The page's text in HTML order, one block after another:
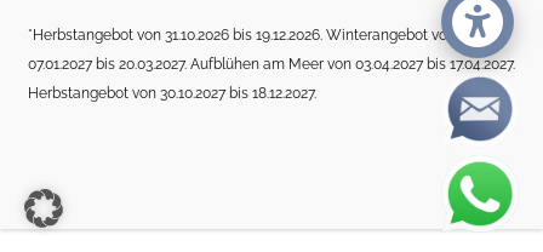
*Herbstangebot von 31.10.2026 bis 19.12.2026. Winterangebot von
07.01.2027 bis 20.03.2027. Aufblühen am Meer von 03.04.2027 bis 17.04.2027.
Herbstangebot von 30.10.2027 bis 18.12.2027.